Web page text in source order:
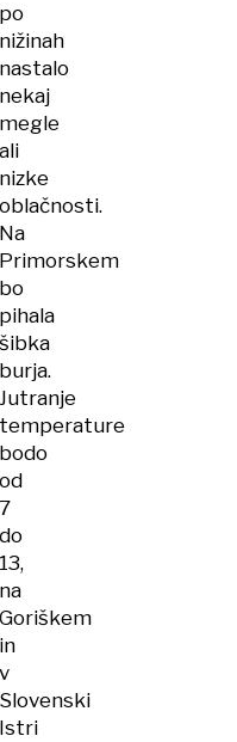
po
nižinah
nastalo
nekaj
megle
ali
nizke
oblačnosti.
Na
Primorskem
bo
pihala
šibka
burja.
Jutranje
temperature
bodo
od
7
do
13,
na
Goriškem
in
v
Slovenski
Istri